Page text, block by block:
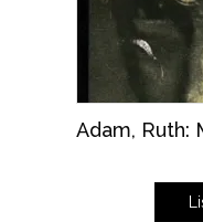
Adam, Ruth: